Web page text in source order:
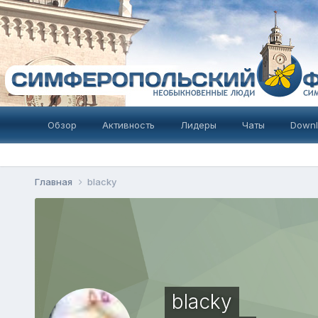
Обзор Активность Лидеры Чаты
Главная blacky
blacky